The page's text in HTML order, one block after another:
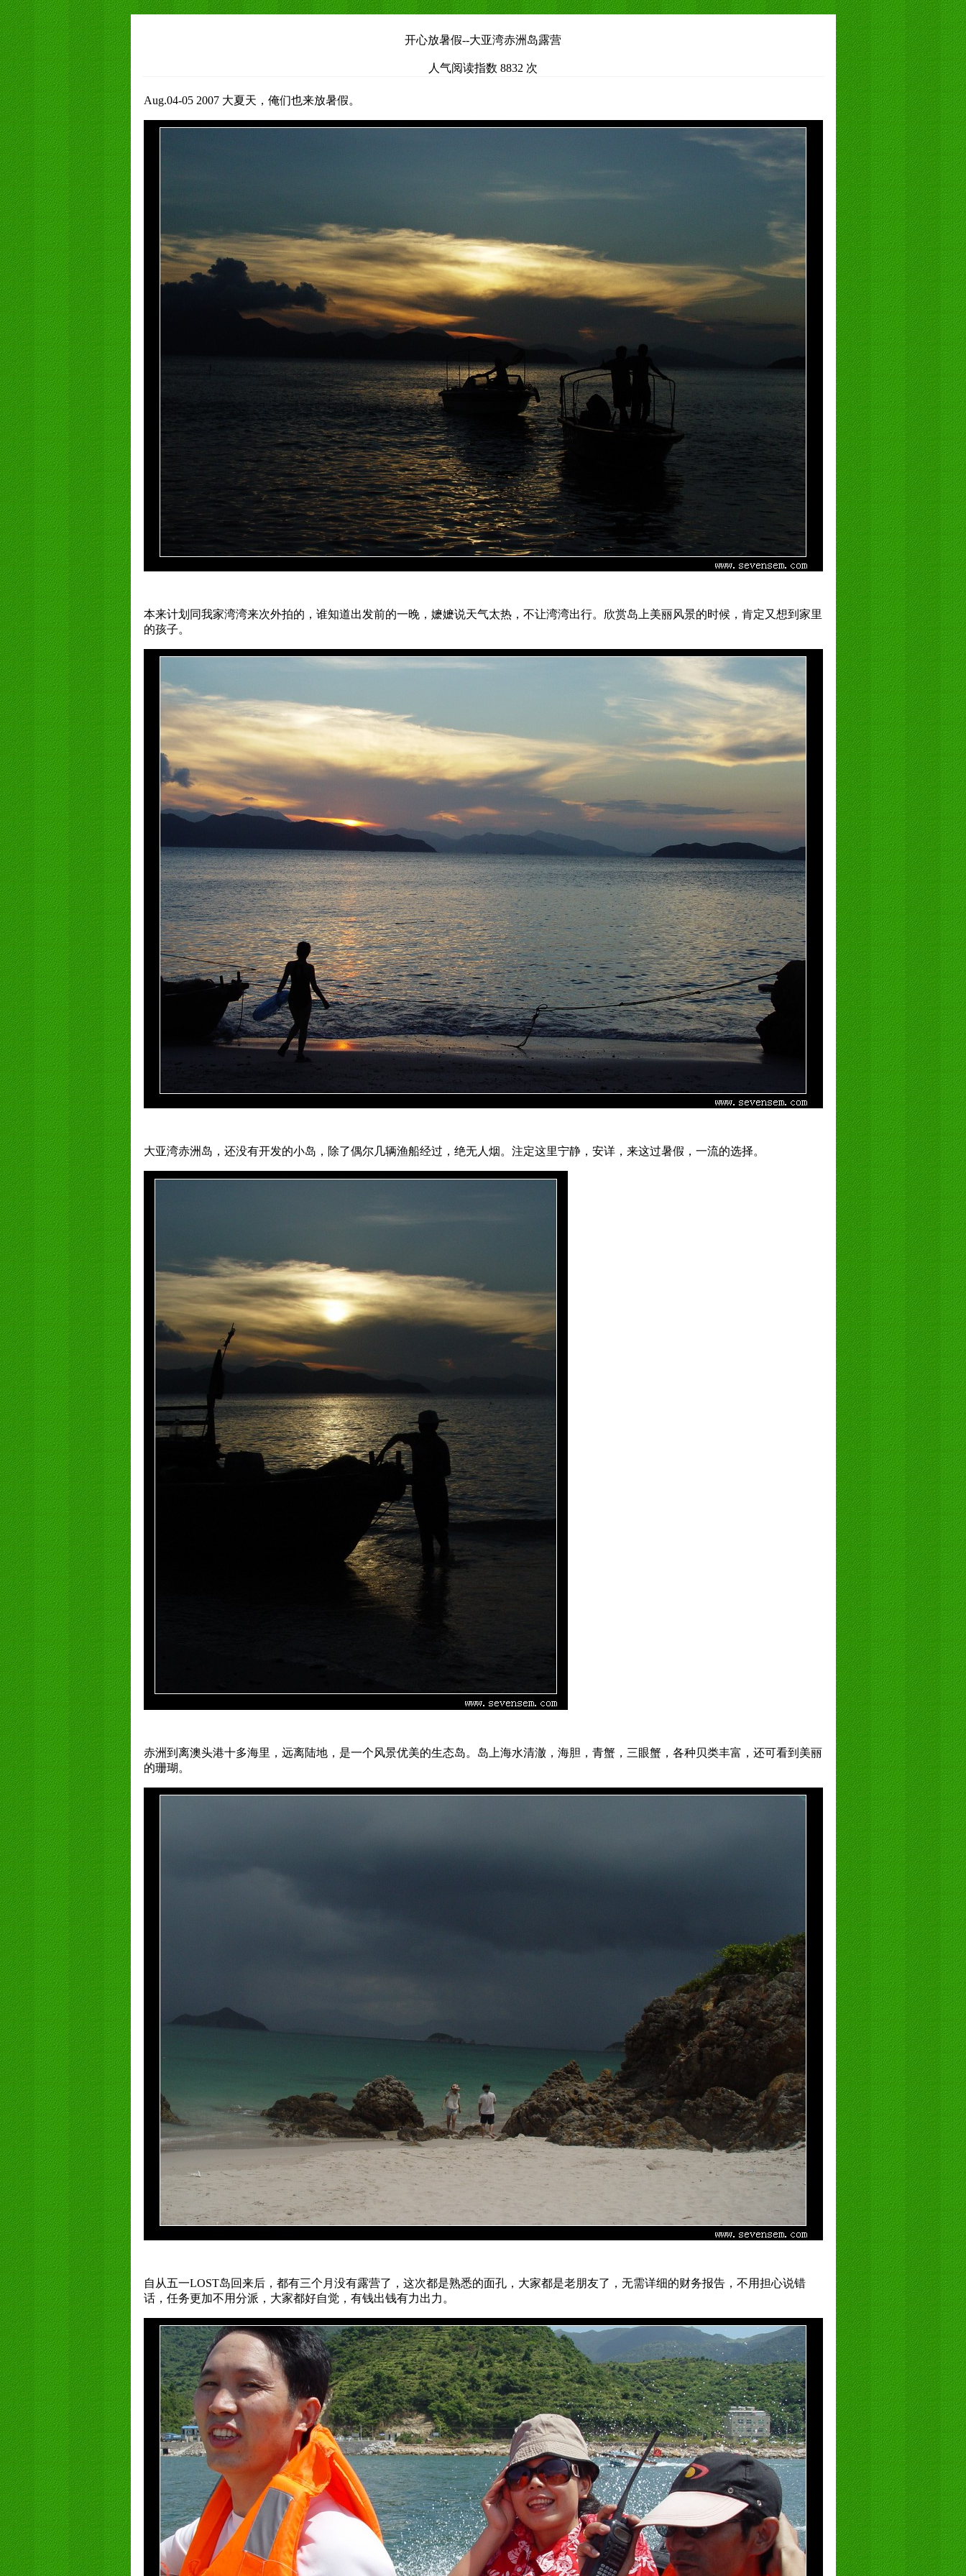
开心放暑假--大亚湾赤洲岛露营
人气阅读指数 8832 次
Aug.04-05 2007 大夏天，俺们也来放暑假。
本来计划同我家湾湾来次外拍的，谁知道出发前的一晚，嬷嬷说天气太热，不让湾湾出行。欣赏岛上美丽风景的时候，肯定又想到家里
的孩子。
大亚湾赤洲岛，还没有开发的小岛，除了偶尔几辆渔船经过，绝无人烟。注定这里宁静，安详，来这过暑假，一流的选择。
赤洲到离澳头港十多海里，远离陆地，是一个风景优美的生态岛。岛上海水清澈，海胆，青蟹，三眼蟹，各种贝类丰富，还可看到美丽
的珊瑚。
自从五一LOST岛回来后，都有三个月没有露营了，这次都是熟悉的面孔，大家都是老朋友了，无需详细的财务报告，不用担心说错
话，任务更加不用分派，大家都好自觉，有钱出钱有力出力。